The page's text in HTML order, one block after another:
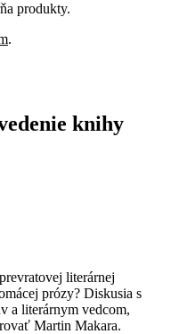
produkty.
.
knihy
literárnej
prózy? Diskusia s
a literárnym vedcom,
Martin Makara.